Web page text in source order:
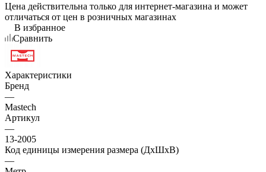
Цена действительна только для интернет-магазина и может
отличаться от цен в розничных магазинах
В избранное
Сравнить
Характеристики
Бренд
—
Mastech
Артикул
—
13-2005
Код единицы измерения размера (ДхШхВ)
—